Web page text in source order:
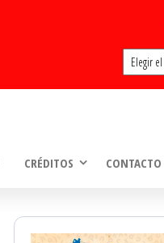
Archivos
CRÉDITOS CONTACTO